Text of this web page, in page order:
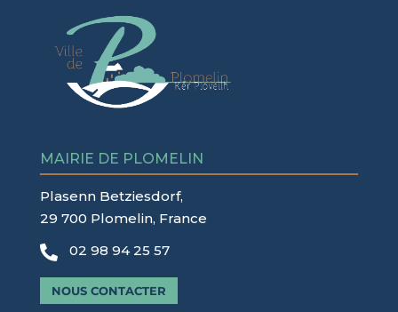
MAIRIE DE PLOMELIN
Plasenn Betziesdorf,
29 700 Plomelin, France
 02 98 94 25 57
NOUS CONTACTER